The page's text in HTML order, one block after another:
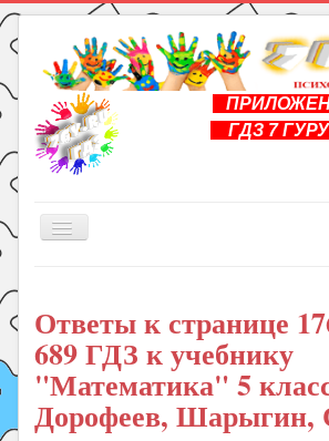
ГДЗ 7
Включить/
Книги
Рукоделие
Подготовка к школе
Уроки
Ответы к странице
689 ГДЗ к учебнику
"Математика" 5
Дорофеев, Шарыгин,